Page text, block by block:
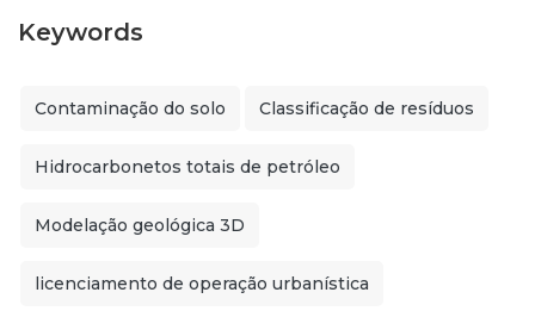
Keywords
Contaminação do solo Classificação de resíduos
Hidrocarbonetos totais de petróleo
Modelação geológica 3D
licenciamento de operação urbanística